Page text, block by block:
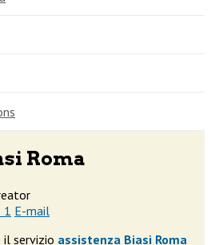
Roma
1 E-mail
il servizio assistenza Biasi Roma